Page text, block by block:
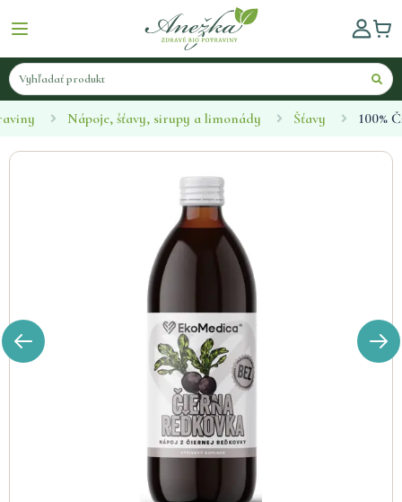
Nápoje, šťavy, sirupy a limonády Šťavy 100%